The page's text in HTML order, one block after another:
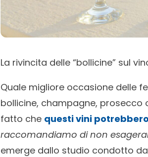
La rivincita delle “bollicine” sul
Quale migliore occasione delle
bollicine, champagne,
fatto che questi vini
raccomandiamo di non
emerge dallo studio condotto